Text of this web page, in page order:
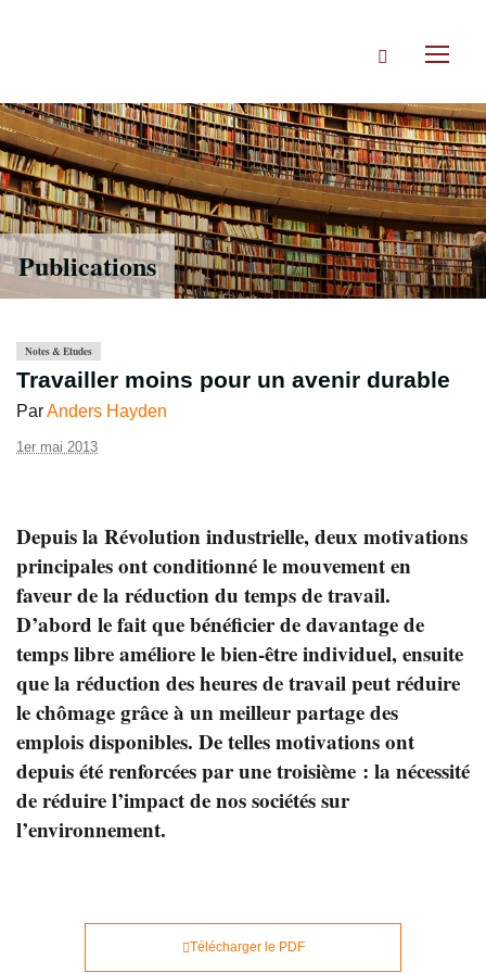
Rechercher
Publications
Notes & Etudes
Travailler moins pour un avenir durable
ParAnders Hayden
1er mai 2013
Depuis la Révolution industrielle, deux motivations
principales ont conditionné le mouvement en
faveur de la réduction du temps de travail.
D’abord le fait que bénéficier de davantage de
temps libre améliore le bien-être individuel, ensuite
que la réduction des heures de travail peut réduire
le chômage grâce à un meilleur partage des
emplois disponibles. De telles motivations ont
depuis été renforcées par une troisième : la nécessité
de réduire l’impact de nos sociétés sur
l’environnement.
Télécharger le PDF